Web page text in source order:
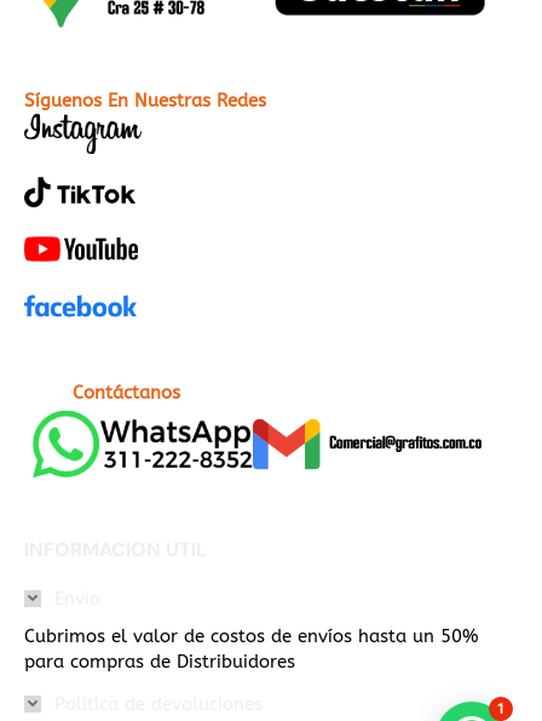
Síguenos En Nuestras Redes
Contáctanos
Cubrimos el valor de costos de envíos hasta un 50%
para compras de Distribuidores
1